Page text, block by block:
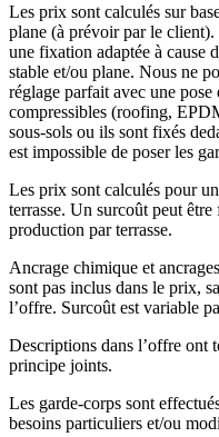
Les prix sont calculés sur
plane (à prévoir par le
une fixation adaptée à cause
stable et/ou plane. Nous ne
réglage parfait avec une pose
compressibles (roofing,
sous-sols ou ils sont fixés
est impossible de poser les
Les prix sont calculés pour
terrasse. Un surcoût peut
production par terrasse.
Ancrage chimique et
sont pas inclus dans le prix,
l’offre. Surcoût est variable
Descriptions dans l’offre ont
principe joints.
Les garde-corps sont
besoins particuliers et/ou